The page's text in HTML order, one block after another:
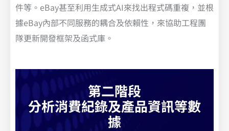
件等。eBay甚至利用生成式AI來找出程式碼重複，並根
據eBay內部不同服務的耦合及依賴性，來協助工程團
隊更新開發框架及函式庫。
第二階段
分析消費紀錄及產品資訊等數
據